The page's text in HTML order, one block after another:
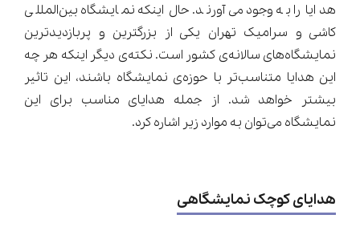
هدایا را به وجود می‌آورند. حال اینکه نمایشگاه بین‌المللی
کاشی و سرامیک تهران یکی از بزرگترین و پربازدید‌ترین
نمایشگاه‌های سالانه‌ی کشور است. نکته‌ی دیگر اینکه هر چه
این هدایا متناسب‌تر با حوزه‌ی نمایشگاه باشند، این تاثیر
بیشتر خواهد شد. از جمله هدایای مناسب برای این
نمایشگاه می‌توان به موارد زیر اشاره کرد.
هدایای کوچک نمایشگاهی